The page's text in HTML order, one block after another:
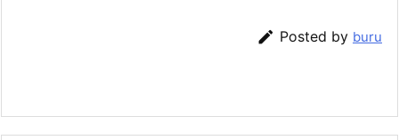
 Posted by buru